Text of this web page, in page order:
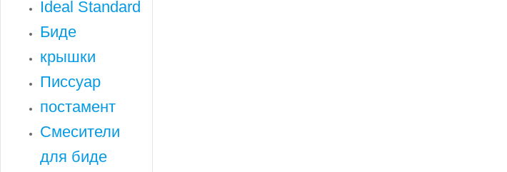
Ideal Standard
Биде
крышки
Писсуар
постамент
Смесители
для биде